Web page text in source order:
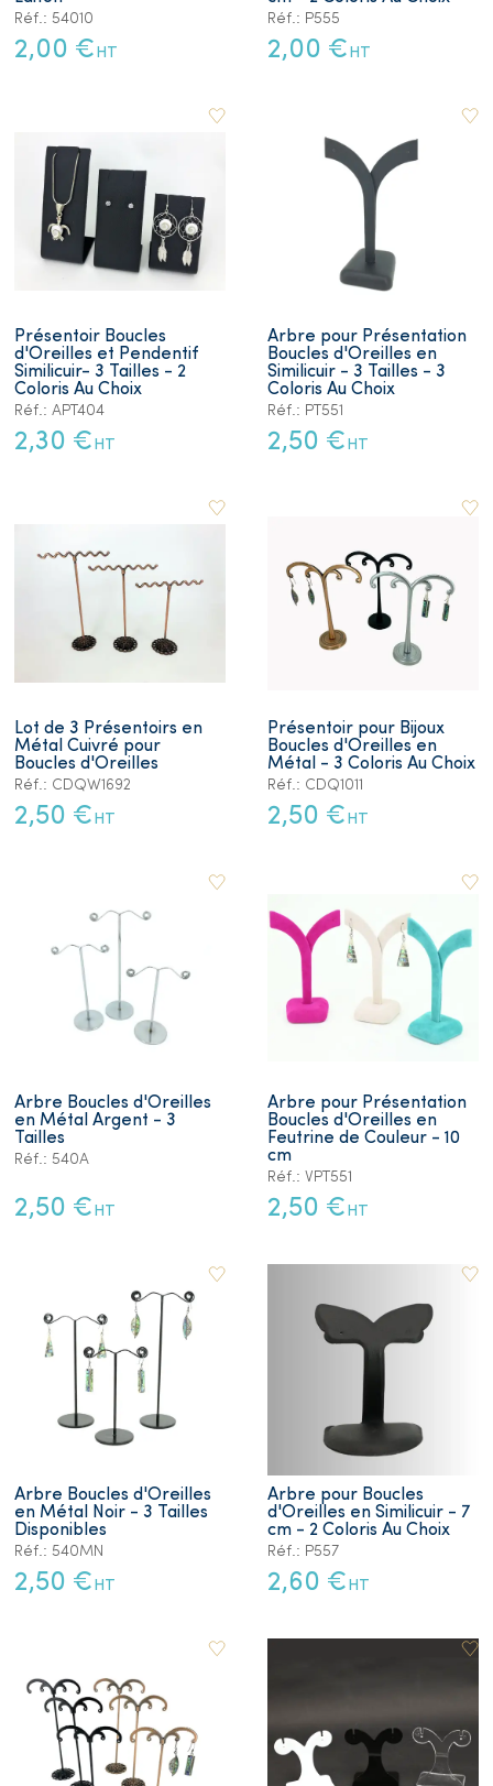
Réf.: 54010
2,00 € HT
Réf.: P555
2,00 € HT
Présentoir Boucles
d'Oreilles et Pendentif
Similicuir- 3 Tailles - 2
Coloris Au Choix
Réf.: APT404
2,30 € HT
Arbre pour Présentation
Boucles d'Oreilles en
Similicuir - 3 Tailles - 3
Coloris Au Choix
Réf.: PT551
2,50 € HT
Lot de 3 Présentoirs en
Métal Cuivré pour
Boucles d'Oreilles
Réf.: CDQW1692
2,50 € HT
Présentoir pour Bijoux
Boucles d'Oreilles en
Métal - 3 Coloris Au Choix
Réf.: CDQ1011
2,50 € HT
Arbre Boucles d'Oreilles
en Métal Argent - 3
Tailles
Réf.: 540A
2,50 € HT
Arbre pour Présentation
Boucles d'Oreilles en
Feutrine de Couleur - 10
cm
Réf.: VPT551
2,50 € HT
Arbre Boucles d'Oreilles
en Métal Noir - 3 Tailles
Disponibles
Réf.: 540MN
2,50 € HT
Arbre pour Boucles
d'Oreilles en Similicuir - 7
cm - 2 Coloris Au Choix
Réf.: P557
2,60 € HT